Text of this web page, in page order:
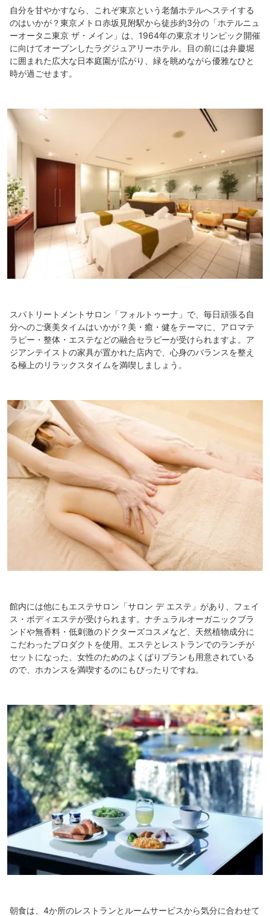
しっかりした味付けでどれも美味しかった。
パンやサラダも種類豊富で美味しい。
エグゼクティブラウンジは「日本橋の我が家」を謳うだけあります。
スタッフも明るく親切、丁寧な対応で「我が家」を出れば人形町界隈での
街歩きも楽しく、満足のいく滞在でした。
自分を甘やかすなら、これぞ東京という老舗ホテルへステイする
のはいかが？東京メトロ赤坂見附駅から徒歩約3分の「ホテルニュ
ーオータニ東京 ザ・メイン」は、1964年の東京オリンピック開催
に向けてオープンしたラグジュアリーホテル。目の前には弁慶堀
に囲まれた広大な日本庭園が広がり、緑を眺めながら優雅なひと
時が過ごせます。
スパトリートメントサロン「フォルトゥーナ」で、毎日頑張る自
分へのご褒美タイムはいかが？美・癒・健をテーマに、アロマテ
ラピー・整体・エステなどの融合セラピーが受けられますよ。ア
ジアンテイストの家具が置かれた店内で、心身のバランスを整え
る極上のリラックスタイムを満喫しましょう。
館内には他にもエステサロン「サロン デ エステ」があり、フェイ
ス・ボディエステが受けられます。ナチュラルオーガニックブラ
ンドや無香料・低刺激のドクターズコスメなど、天然植物成分に
こだわったプロダクトを使用。エステとレストランでのランチが
セットになった、女性のためのよくばりプランも用意されている
ので、ホカンスを満喫するのにもぴったりですね。
朝食は、4か所のレストランとルームサービスから気分に合わせて